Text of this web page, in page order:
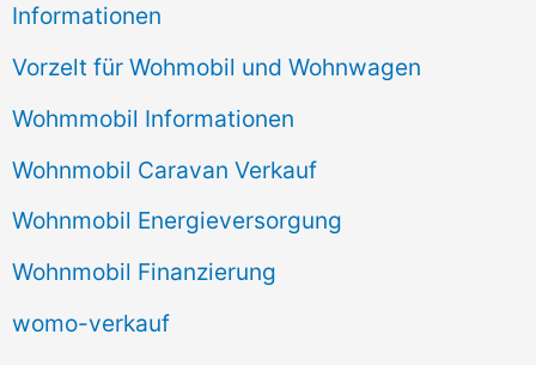
Informationen
Vorzelt für Wohmobil und Wohnwagen
Wohmmobil Informationen
Wohnmobil Caravan Verkauf
Wohnmobil Energieversorgung
Wohnmobil Finanzierung
womo-verkauf